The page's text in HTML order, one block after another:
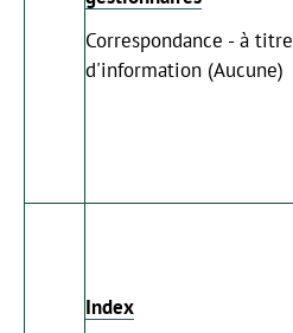
Correspondance - à titre
d'information (Aucune)
Index